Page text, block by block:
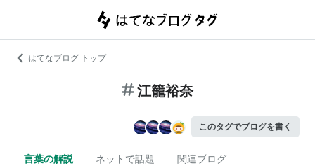
はてなブログ トップ
江籠裕奈
このタグでブログを書く
言葉の解説 ネットで話題 関連ブログ